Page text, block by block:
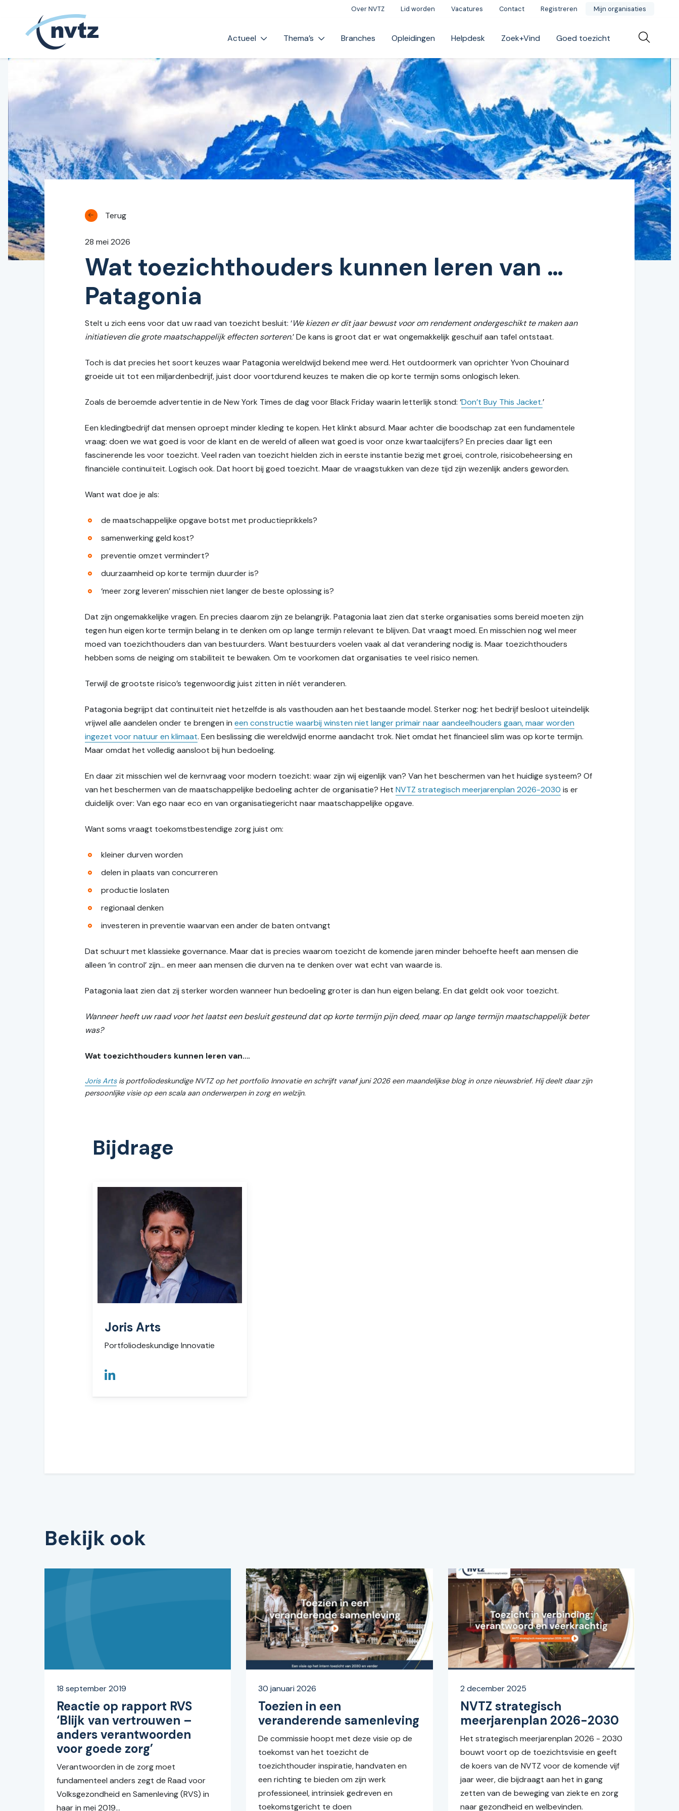
Over NVTZ Lid worden Vacatures Contact Registreren Mijn organisaties
NVTZ
Actueel Thema’s Branches Opleidingen Helpdesk Zoek+Vind Goed toezicht
Terug
28 mei 2026
Wat toezichthouders kunnen leren van …
Patagonia
Stelt u zich eens voor dat uw raad van toezicht besluit: ‘We kiezen er dit jaar bewust voor om rendement ondergeschikt te maken aan
initiatieven die grote maatschappelijk effecten sorteren.’ De kans is groot dat er wat ongemakkelijk geschuif aan tafel ontstaat.
Toch is dat precies het soort keuzes waar Patagonia wereldwijd bekend mee werd. Het outdoormerk van oprichter Yvon Chouinard
groeide uit tot een miljardenbedrijf, juist door voortdurend keuzes te maken die op korte termijn soms onlogisch leken.
Zoals de beroemde advertentie in de New York Times de dag voor Black Friday waarin letterlijk stond: ‘Don’t Buy This Jacket.’
Een kledingbedrijf dat mensen oproept minder kleding te kopen. Het klinkt absurd. Maar achter die boodschap zat een fundamentele
vraag: doen we wat goed is voor de klant en de wereld of alleen wat goed is voor onze kwartaalcijfers? En precies daar ligt een
fascinerende les voor toezicht. Veel raden van toezicht hielden zich in eerste instantie bezig met groei, controle, risicobeheersing en
financiële continuïteit. Logisch ook. Dat hoort bij goed toezicht. Maar de vraagstukken van deze tijd zijn wezenlijk anders geworden.
Want wat doe je als:
de maatschappelijke opgave botst met productieprikkels?
samenwerking geld kost?
preventie omzet vermindert?
duurzaamheid op korte termijn duurder is?
‘meer zorg leveren’ misschien niet langer de beste oplossing is?
Dat zijn ongemakkelijke vragen. En precies daarom zijn ze belangrijk. Patagonia laat zien dat sterke organisaties soms bereid moeten zijn
tegen hun eigen korte termijn belang in te denken om op lange termijn relevant te blijven. Dat vraagt moed. En misschien nog wel meer
moed van toezichthouders dan van bestuurders. Want bestuurders voelen vaak al dat verandering nodig is. Maar toezichthouders
hebben soms de neiging om stabiliteit te bewaken. Om te voorkomen dat organisaties te veel risico nemen.
Terwijl de grootste risico’s tegenwoordig juist zitten in níét veranderen.
Patagonia begrijpt dat continuïteit niet hetzelfde is als vasthouden aan het bestaande model. Sterker nog: het bedrijf besloot uiteindelijk
vrijwel alle aandelen onder te brengen in een constructie waarbij winsten niet langer primair naar aandeelhouders gaan, maar worden
ingezet voor natuur en klimaat. Een beslissing die wereldwijd enorme aandacht trok. Niet omdat het financieel slim was op korte termijn.
Maar omdat het volledig aansloot bij hun bedoeling.
En daar zit misschien wel de kernvraag voor modern toezicht: waar zijn wij eigenlijk van? Van het beschermen van het huidige systeem? Of
van het beschermen van de maatschappelijke bedoeling achter de organisatie? Het NVTZ strategisch meerjarenplan 2026-2030 is er
duidelijk over: Van ego naar eco en van organisatiegericht naar maatschappelijke opgave.
Want soms vraagt toekomstbestendige zorg juist om:
kleiner durven worden
delen in plaats van concurreren
productie loslaten
regionaal denken
investeren in preventie waarvan een ander de baten ontvangt
Dat schuurt met klassieke governance. Maar dat is precies waarom toezicht de komende jaren minder behoefte heeft aan mensen die
alleen ‘in control’ zijn… en meer aan mensen die durven na te denken over wat echt van waarde is.
Patagonia laat zien dat zij sterker worden wanneer hun bedoeling groter is dan hun eigen belang. En dat geldt ook voor toezicht.
Wanneer heeft uw raad voor het laatst een besluit gesteund dat op korte termijn pijn deed, maar op lange termijn maatschappelijk beter
was?
Wat toezichthouders kunnen leren van….
Joris Artsis portfoliodeskundige NVTZ op het portfolio Innovatie en schrijft vanaf juni 2026 een maandelijkse blog in onze nieuwsbrief. Hij deelt daar zijn
persoonlijke visie op een scala aan onderwerpen in zorg en welzijn.
Bijdrage
Joris Arts
Portfoliodeskundige Innovatie
Bekijk ook
Reactie op rapport RVS
‘Blijk van vertrouwen –
anders verantwoorden
voor goede zorg’
18 september 2019
Verantwoorden in de zorg moet
fundamenteel anders zegt de Raad voor
Volksgezondheid en Samenleving (RVS) in
haar in mei 2019...
Toezien in een
veranderende samenleving
30 januari 2026
De commissie hoopt met deze visie op de
toekomst van het toezicht de
toezichthouder inspiratie, handvaten en
een richting te bieden om zijn werk
professioneel, intrinsiek gedreven en
toekomstgericht te doen
NVTZ strategisch
meerjarenplan 2026-2030
2 december 2025
Het strategisch meerjarenplan 2026 - 2030
bouwt voort op de toezichtsvisie en geeft
de koers van de NVTZ voor de komende vijf
jaar weer, die bijdraagt aan het in gang
zetten van de beweging van ziekte en zorg
naar gezondheid en welbevinden.